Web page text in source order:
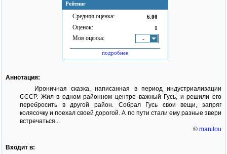
Рейтинг
Средняя оценка: 6.00
Оценок: 1
Моя оценка: -
подробнее
Аннотация:
Ироничная сказка, написанная в период индустриализации
СССР. Жил в одном районном центре важный Гусь, и решили его
перебросить в другой район. Собрал Гусь свои вещи, запряг
колясочку и поехал своей дорогой. А по пути стали ему разные звери
встречаться...
© manitou
Входит в: